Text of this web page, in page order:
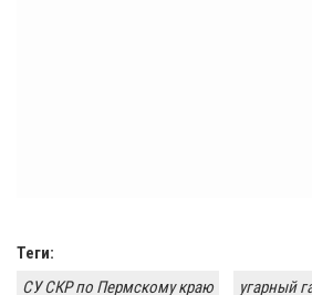
Теги:
СУ СКР по Пермскому краю
угарный